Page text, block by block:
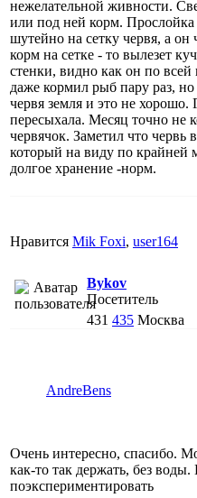
нежелательной живности.
или под ней корм.
шутейно на сетку червя, а
корм на сетке - то вылезет
стенки, видно как он по всей
даже кормил рыб пару раз,
червя земля и это не хорошо.
пересыхала. Месяц точно не
червячок. Заметил что
который на виду по крайней
долгое хранение -норм.
Нравится Mik Foxi, user164
Bykov
Посетитель
431 435 Москва
AndreBens
Очень интересно, спасибо.
как-то так держать, без
поэкспериментировать